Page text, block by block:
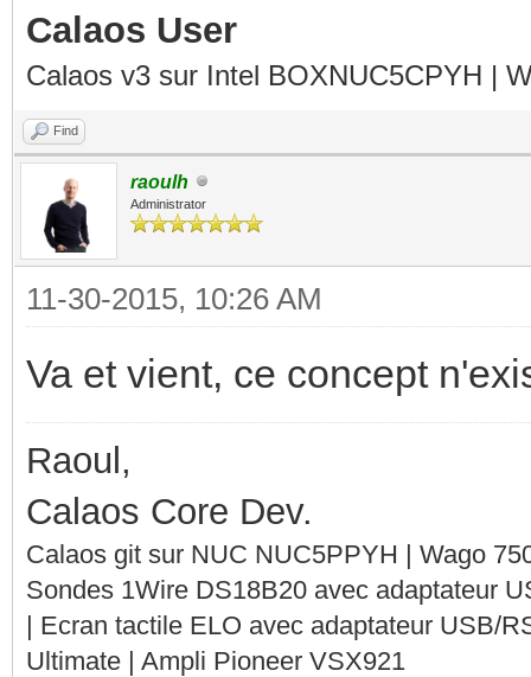
Calaos User
Calaos v3 sur Intel BOXNUC5CPYH |
Find
raoulh
Administrator
11-30-2015, 10:26 AM
Va et vient, ce concept
Raoul,
Calaos Core Dev.
Calaos git sur NUC NUC5PPYH | Wago
Sondes 1Wire DS18B20 avec adaptateur
| Ecran tactile ELO avec adaptateur USB/
Ultimate | Ampli Pioneer VSX921